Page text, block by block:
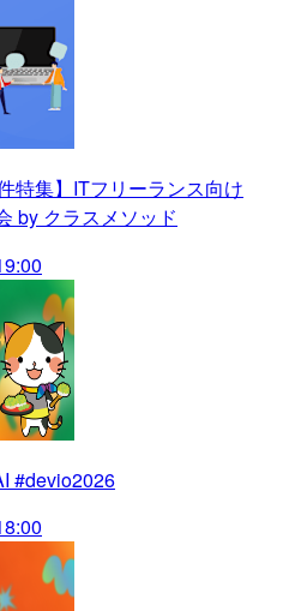
特集】ITフリーランス向け
by クラスメソッド
#devio2026